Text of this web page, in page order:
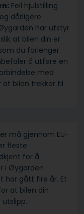
Feil hjulstilling
dårligere
har utstyr
at bilen din er
du forlenger
å utføre en
med
at bilen trekker til
må gjennom EU-
fleste
for å
i Øygarden
har gått fire år. Et
at bilen din